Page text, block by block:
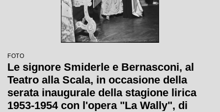
FOTO
Le signore Smiderle e Bernasconi, al
Teatro alla Scala, in occasione della
serata inaugurale della stagione lirica
1953-1954 con l'opera "La Wally", di